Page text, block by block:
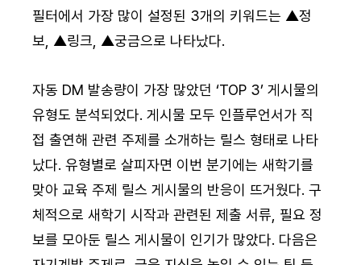
필터에서 가장 많이 설정된 3개의 키워드는 ▲정
보, ▲링크, ▲궁금으로 나타났다.
자동 DM 발송량이 가장 많았던 ‘TOP 3’ 게시물의
유형도 분석되었다. 게시물 모두 인플루언서가 직
접 출연해 관련 주제를 소개하는 릴스 형태로 나타
났다. 유형별로 살피자면 이번 분기에는 새학기를
맞아 교육 주제 릴스 게시물의 반응이 뜨거웠다. 구
체적으로 새학기 시작과 관련된 제출 서류, 필요 정
보를 모아둔 릴스 게시물이 인기가 많았다. 다음은